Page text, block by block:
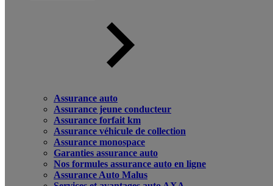
Assurance auto
Assurance jeune conducteur
Assurance forfait km
Assurance véhicule de collection
Assurance monospace
Garanties assurance auto
Nos formules assurance auto en ligne
Assurance Auto Malus